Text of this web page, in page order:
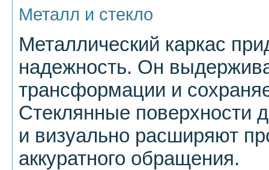
Металл и стекло
Металлический каркас
надежность. Он
трансформации и
Стеклянные поверхности
и визуально расширяют
аккуратного обращения.